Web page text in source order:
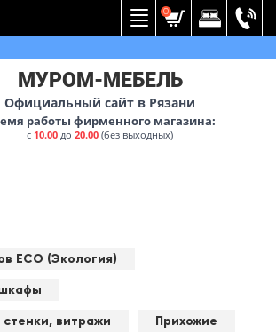
0
МУРОМ-МЕБЕЛЬ
Официальный сайт в Рязани
работы фирменного магазина:
с 10.00 до20.00 (без выходных)
ECO (Экология)
витражи Прихожие